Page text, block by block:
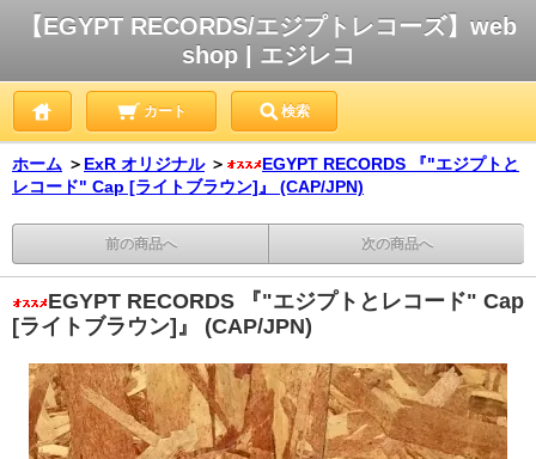
【EGYPT RECORDS/エジプトレコーズ】web
shop | エジレコ
カート 検索
ホーム ＞ ExR オリジナル ＞
EGYPT RECORDS 『"エジプトと
レコード" Cap [ライトブラウン]』 (CAP/JPN)
前の商品へ 次の商品へ
EGYPT RECORDS 『"エジプトとレコード" Cap
[ライトブラウン]』 (CAP/JPN)